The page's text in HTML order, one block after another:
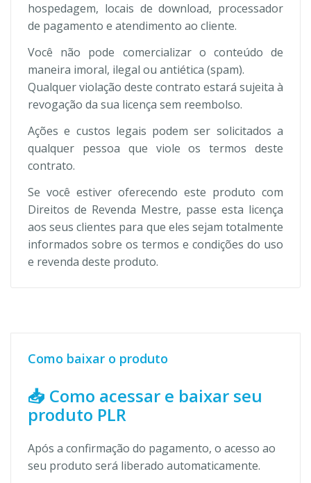
hospedagem, locais de download, processador
de pagamento e atendimento ao cliente.
Você não pode comercializar o conteúdo de
maneira imoral, ilegal ou antiética (spam).
Qualquer violação deste contrato estará sujeita à
revogação da sua licença sem reembolso.
Ações e custos legais podem ser solicitados a
qualquer pessoa que viole os termos deste
contrato.
Se você estiver oferecendo este produto com
Direitos de Revenda Mestre, passe esta licença
aos seus clientes para que eles sejam totalmente
informados sobre os termos e condições do uso
e revenda deste produto.
Como baixar o produto
📥 Como acessar e baixar seu
produto PLR
Após a confirmação do pagamento, o acesso ao
seu produto será liberado automaticamente.